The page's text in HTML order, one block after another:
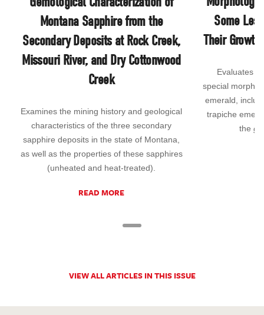
Montana Sapphire from the
Secondary Deposits at Rock Creek,
Missouri River, and Dry Cottonwood
Creek
Examines the mining history and geological
characteristics of the three secondary
sapphire deposits in the state of Montana,
as well as the properties of these sapphires
(unheated and heat-treated).
READ MORE
Some
Their
Evaluates
special
emerald,
trapiche
the
VIEW ALL ARTICLES IN THIS ISSUE